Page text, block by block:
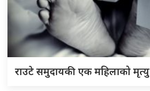
राउटे समुदायकी एक महिलाको मृत्यु